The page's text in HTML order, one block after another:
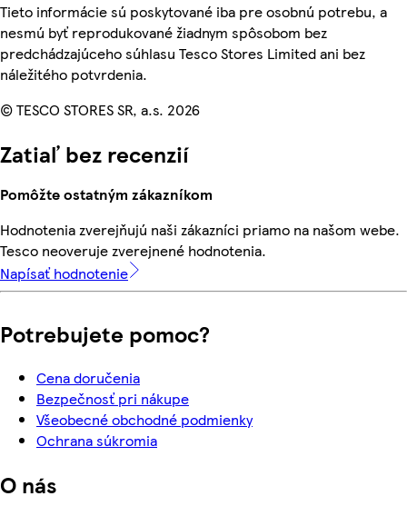
Tieto informácie sú poskytované iba pre osobnú potrebu, a
nesmú byť reprodukované žiadnym spôsobom bez
predchádzajúceho súhlasu Tesco Stores Limited ani bez
náležitého potvrdenia.
© TESCO STORES SR, a.s. 2026
Zatiaľ bez recenzií
Pomôžte ostatným zákazníkom
Hodnotenia zverejňujú naši zákazníci priamo na našom webe.
Tesco neoveruje zverejnené hodnotenia.
Napísať hodnotenie
Potrebujete pomoc?
Cena doručenia
Bezpečnosť pri nákupe
Všeobecné obchodné podmienky
Ochrana súkromia
O nás